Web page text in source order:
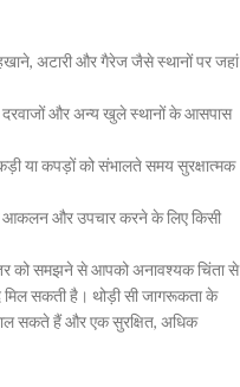
अटारी और गैरेज जैसे स्थानों पर जहां
और अन्य खुले स्थानों के आसपास
या कपड़ों को संभालते समय सुरक्षात्मक
आकलन और उपचार करने के लिए किसी
को समझने से आपको अनावश्यक चिंता से
सकती है। थोड़ी सी जागरूकता के
सकते हैं और एक सुरक्षित, अधिक